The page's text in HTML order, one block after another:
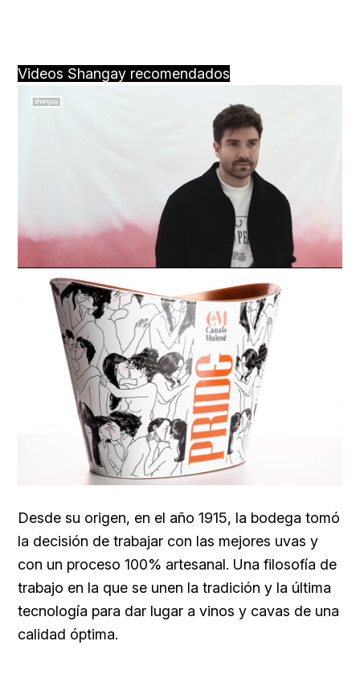
Videos Shangay recomendados
Loaded:
100.00%
Desde su origen, en el año 1915, la bodega tomó
la decisión de trabajar con las mejores uvas y
con un proceso 100% artesanal. Una filosofía de
trabajo en la que se unen la tradición y la última
tecnología para dar lugar a vinos y cavas de una
calidad óptima.